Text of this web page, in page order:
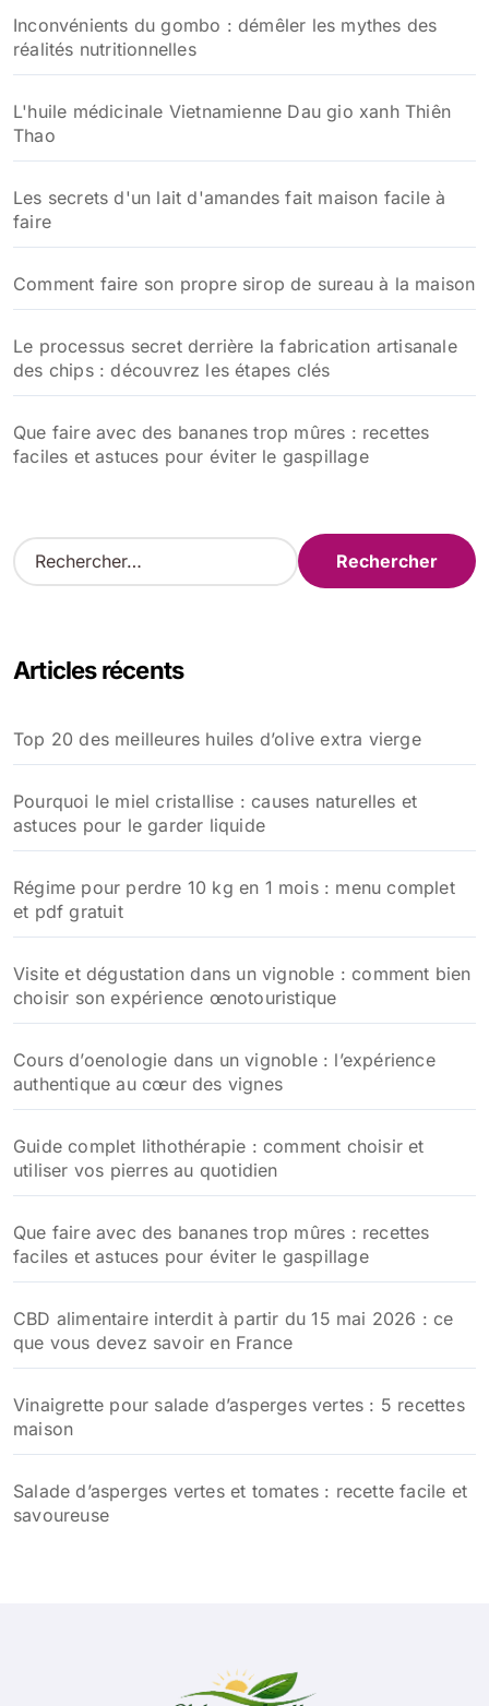
Inconvénients du gombo : démêler les mythes des
réalités nutritionnelles
L'huile médicinale Vietnamienne Dau gio xanh Thiên
Thao
Les secrets d'un lait d'amandes fait maison facile à
faire
Comment faire son propre sirop de sureau à la maison
Le processus secret derrière la fabrication artisanale
des chips : découvrez les étapes clés
Que faire avec des bananes trop mûres : recettes
faciles et astuces pour éviter le gaspillage
R
e
r
e
r
:
Articles récents
Top 20 des meilleures huiles d’olive extra vierge
Pourquoi le miel cristallise : causes naturelles et
astuces pour le garder liquide
Régime pour perdre 10 kg en 1 mois : menu complet
et pdf gratuit
Visite et dégustation dans un vignoble : comment bien
choisir son expérience œnotouristique
Cours d’oenologie dans un vignoble : l’expérience
authentique au cœur des vignes
Guide complet lithothérapie : comment choisir et
utiliser vos pierres au quotidien
Que faire avec des bananes trop mûres : recettes
faciles et astuces pour éviter le gaspillage
CBD alimentaire interdit à partir du 15 mai 2026 : ce
que vous devez savoir en France
Vinaigrette pour salade d’asperges vertes : 5 recettes
maison
Salade d’asperges vertes et tomates : recette facile et
savoureuse